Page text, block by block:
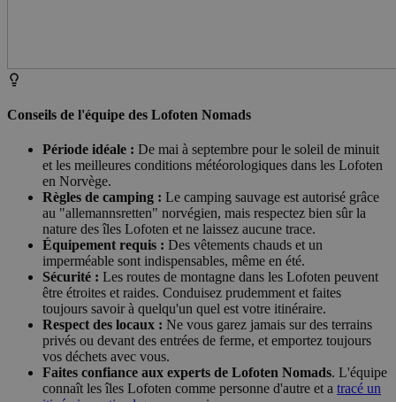
Conseils de l'équipe des Lofoten Nomads
Période idéale : De mai à septembre pour le soleil de minuit
et les meilleures conditions météorologiques dans les Lofoten
en Norvège.
Règles de camping : Le camping sauvage est autorisé grâce
au "allemannsretten" norvégien, mais respectez bien sûr la
nature des îles Lofoten et ne laissez aucune trace.
Équipement requis : Des vêtements chauds et un
imperméable sont indispensables, même en été.
Sécurité : Les routes de montagne dans les Lofoten peuvent
être étroites et raides. Conduisez prudemment et faites
toujours savoir à quelqu'un quel est votre itinéraire.
Respect des locaux : Ne vous garez jamais sur des terrains
privés ou devant des entrées de ferme, et emportez toujours
vos déchets avec vous.
Faites confiance aux experts de Lofoten Nomads. L'équipe
connaît les îles Lofoten comme personne d'autre et a tracé un